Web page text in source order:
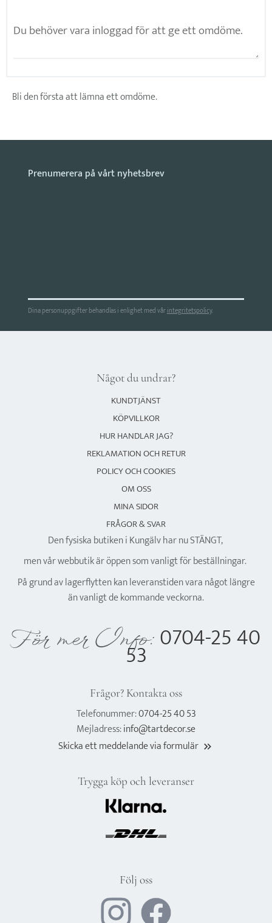
Bli den första att lämna ett omdöme.
Dina personuppgifter behandlas i enlighet med vårintegritetspolicy.
Något du undrar?
KUNDTJÄNST
KÖPVILLKOR
HUR HANDLAR JAG?
REKLAMATION OCH RETUR
POLICY OCH COOKIES
OM OSS
MINA SIDOR
FRÅGOR & SVAR
Den fysiska butiken i Kungälv har nu STÄNGT,
men vår webbutik är öppen som vanligt för beställningar.
På grund av lagerflytten kan leveranstiden vara något längre
än vanligt de kommande veckorna.
För mer Info: 0704-25 40
53
Frågor? Kontakta oss
Telefonummer:0704-25 40 53
Mejladress:info@tartdecor.se
Skicka ett meddelande via formulär keyboard_double_arrow_right
Trygga köp och leveranser
Följ oss